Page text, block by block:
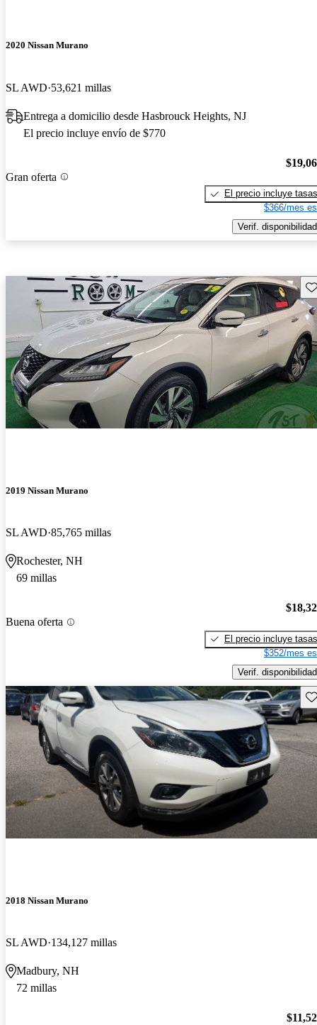
2020 Nissan Murano
SL AWD 53,621 millas
Entrega a domicilio desde Hasbrouck Heights, NJ
El precio incluye envío de $770
Gran oferta
El precio incluye tasas
$366/mes
Verif. disponibilidad
2019 Nissan Murano
SL AWD 85,765 millas
Rochester, NH
69 millas
Buena oferta
El precio incluye tasas
$352/mes
Verif. disponibilidad
2018 Nissan Murano
SL AWD 134,127 millas
Madbury, NH
72 millas